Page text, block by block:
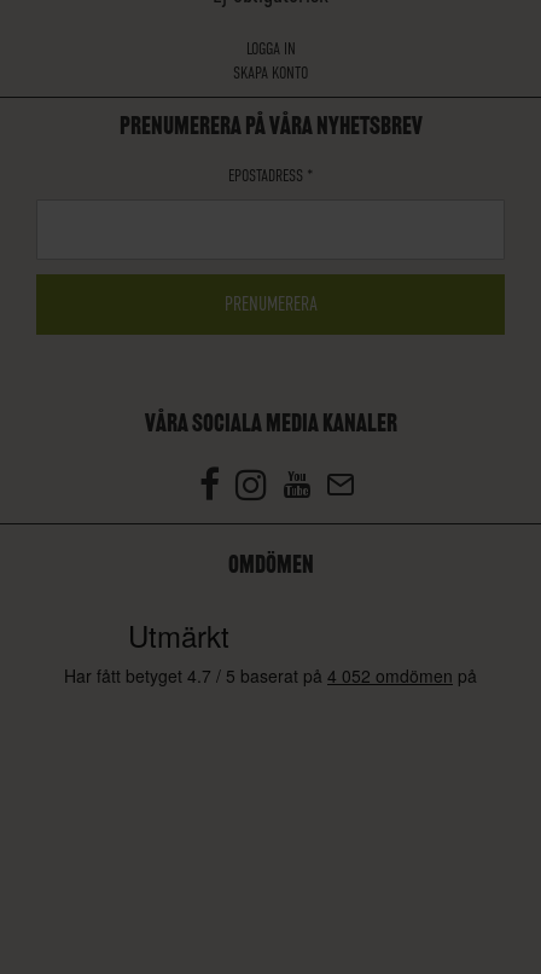
LOGGA IN
SKAPA KONTO
PRENUMERERA PÅ VÅRA NYHETSBREV
EPOSTADRESS *
VÅRA SOCIALA MEDIA KANALER
OMDÖMEN